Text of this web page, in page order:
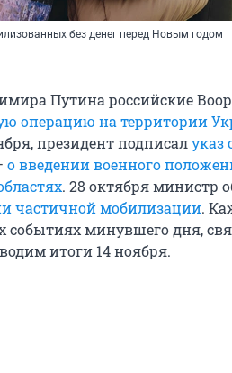
без денег перед Новым годом
Путина российские
операцию на территории
президент подписалуказ
о введении военного
. 28 октября министр
частичной мобилизации.
событиях минувшего дня,
итоги 14 ноября.